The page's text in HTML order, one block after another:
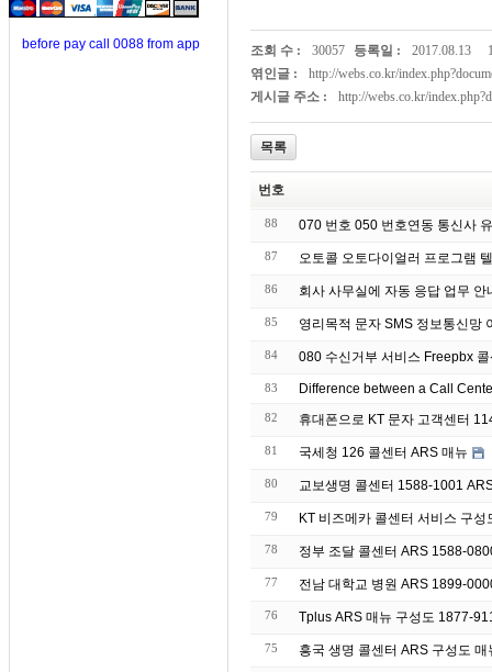
before pay call 0088 from app 조회 수 : 30057 등록일 : 2017.08.13
엮인글 :
http://webs.co.kr/
게시글 주소 :
http://webs.co.kr/
목록
번호
88 070 번호 050 번호연동 통신사
87 오토콜 오토다이얼러 프로그램
86 회사 사무실에 자동
85 영리목적 문자
84 080 수신거부 서비스 Freepbx
83 Difference between a Call
82 휴대폰으로 KT 문자 고객센터
81 국세청 126 콜센터 ARS 매뉴
80 교보생명 콜센터 1588-1001
79 KT 비즈메카 콜센터 서비스 구성
78 정부 조달 콜센터 ARS 1588-
77 전남 대학교 병원 ARS 1899-
76 Tplus ARS 매뉴 구성도 1877-
75 흥국 생명 콜센터 ARS 구성도